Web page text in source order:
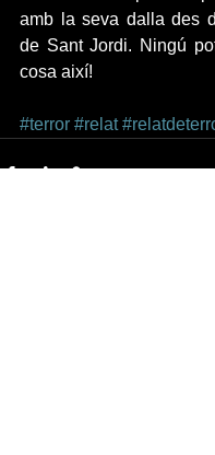
amb la seva dalla des
de Sant Jordi. Ningú
cosa així!
#terror #relat